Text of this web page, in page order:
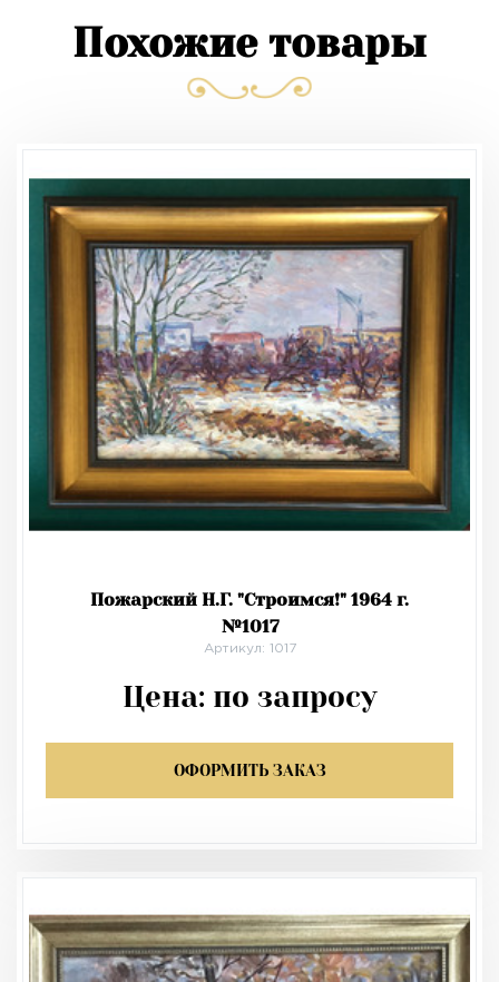
Похожие товары
Пожарский Н.Г. "Строимся!" 1964 г.
№1017
Артикул: 1017
Цена: по запросу
ОФОРМИТЬ ЗАКАЗ